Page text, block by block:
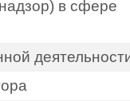
в сфере